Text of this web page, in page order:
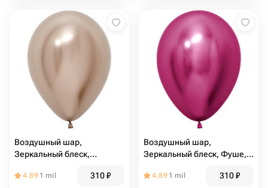
Воздушный шар,
Зеркальный блеск,
4.89 1 mil 310₽
Воздушный шар,
Зеркальный блеск, Фуше,
4.89 1 mil 310₽